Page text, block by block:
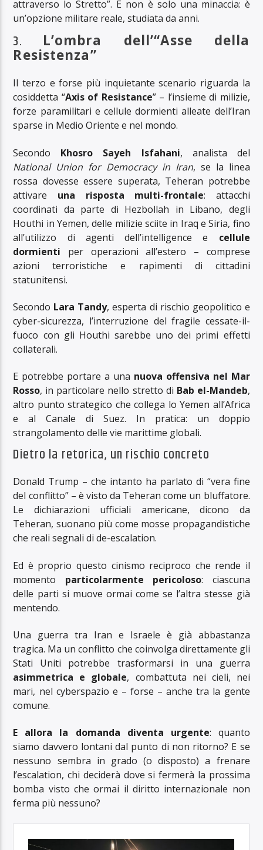
attraverso lo Stretto”. E non è solo una minaccia: è
un’opzione militare reale, studiata da anni.
3.
L’ombra dell’“Asse della
Resistenza”
Il terzo e forse più inquietante scenario riguarda la
cosiddetta “Axis of Resistance” – l’insieme di milizie,
forze paramilitari e cellule dormienti alleate dell’Iran
sparse in Medio Oriente e nel mondo.
Secondo Khosro Sayeh Isfahani, analista del
National Union for Democracy in Iran, se la linea
rossa dovesse essere superata, Teheran potrebbe
attivare una risposta multi-frontale: attacchi
coordinati da parte di Hezbollah in Libano, degli
Houthi in Yemen, delle milizie sciite in Iraq e Siria, fino
all’utilizzo di agenti dell’intelligence e cellule
dormienti per operazioni all’estero – comprese
azioni terroristiche e rapimenti di cittadini
statunitensi.
Secondo Lara Tandy, esperta di rischio geopolitico e
cyber-sicurezza, l’interruzione del fragile cessate-il-
fuoco con gli Houthi sarebbe uno dei primi effetti
collaterali.
E potrebbe portare a una nuova offensiva nel Mar
Rosso, in particolare nello stretto di Bab el-Mandeb,
altro punto strategico che collega lo Yemen all’Africa
e al Canale di Suez. In pratica: un doppio
strangolamento delle vie marittime globali.
Dietro la retorica, un rischio concreto
Donald Trump – che intanto ha parlato di “vera fine
del conflitto” – è visto da Teheran come un bluffatore.
Le dichiarazioni ufficiali americane, dicono da
Teheran, suonano più come mosse propagandistiche
che reali segnali di de-escalation.
Ed è proprio questo cinismo reciproco che rende il
momento particolarmente pericoloso: ciascuna
delle parti si muove ormai come se l’altra stesse già
mentendo.
Una guerra tra Iran e Israele è già abbastanza
tragica. Ma un conflitto che coinvolga direttamente gli
Stati Uniti potrebbe trasformarsi in una guerra
asimmetrica e globale, combattuta nei cieli, nei
mari, nel cyberspazio e – forse – anche tra la gente
comune.
E allora la domanda diventa urgente: quanto
siamo davvero lontani dal punto di non ritorno? E se
nessuno sembra in grado (o disposto) a frenare
l’escalation, chi deciderà dove si fermerà la prossima
bomba visto che ormai il diritto internazionale non
ferma più nessuno?